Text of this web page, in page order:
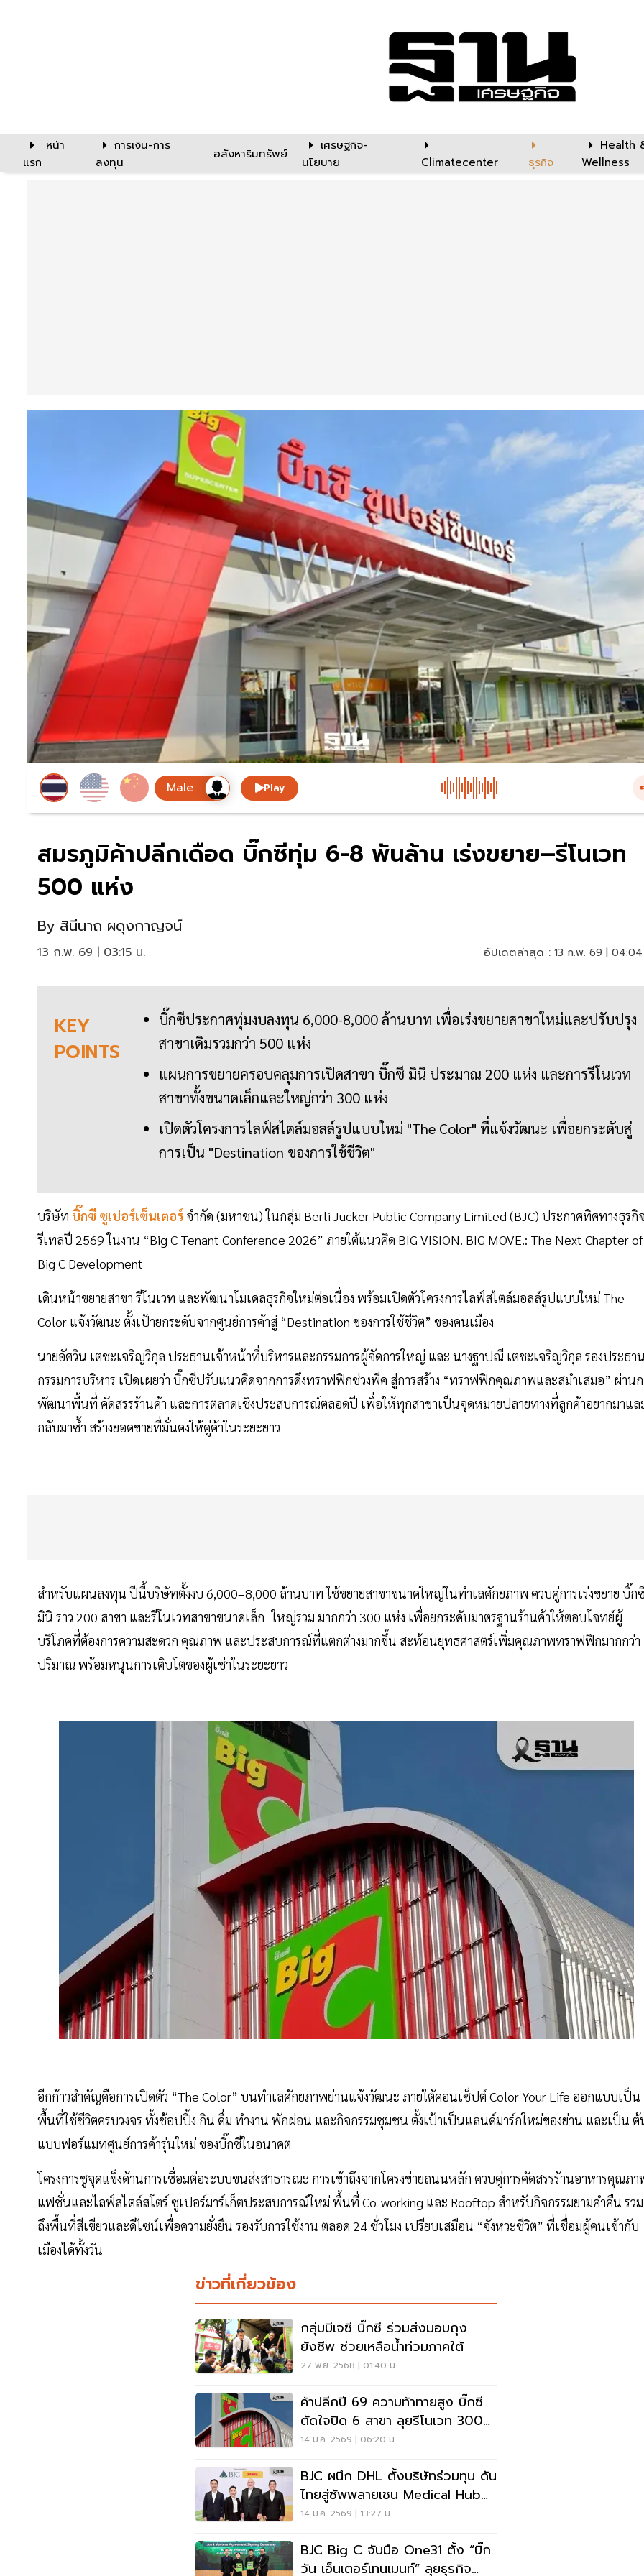
หน้า
แรก
การเงิน-การ
ลงทุน
อสังหาริมทรัพย์
เศรษฐกิจ-
นโยบาย
Climatecenter ธุรกิจ
Health
Wellness
Play
สมรภูมิค้าปลีกเดือด บิ๊กซีทุ่ม 6-8 พันล้าน เร่งขยาย–รีโนเวท
500 แห่ง
By สินีนาถ ผดุงกาญจน์
13 ก.พ. 69 | 03:15 น. อัปเดตล่าสุด : 13 ก.พ. 69 |
KEY
POINTS
บิ๊กซีประกาศทุ่มงบลงทุน 6,000-8,000 ล้านบาท เพื่อเร่งขยายสาขาใหม่และปรับปรุง
สาขาเดิมรวมกว่า 500 แห่ง
แผนการขยายครอบคลุมการเปิดสาขา บิ๊กซี มินิ ประมาณ 200 แห่ง และการรีโนเวท
สาขาทั้งขนาดเล็กและใหญ่กว่า 300 แห่ง
เปิดตัวโครงการไลฟ์สไตล์มอลล์รูปแบบใหม่ "The Color" ที่แจ้งวัฒนะ เพื่อยกระดับสู่
การเป็น "Destination ของการใช้ชีวิต"
บริษัท บิ๊กซี ซูเปอร์เซ็นเตอร์ จำกัด (มหาชน) ในกลุ่ม Berli Jucker Public Company Limited (BJC) ประกาศทิศทางธุรกิ
รีเทลปี 2569 ในงาน “Big C Tenant Conference 2026” ภายใต้แนวคิด BIG VISION. BIG MOVE.: The Next Chapter of
Big C Development
เดินหน้าขยายสาขา รีโนเวท และพัฒนาโมเดลธุรกิจใหม่ต่อเนื่อง พร้อมเปิดตัวโครงการไลฟ์สไตล์มอลล์รูปแบบใหม่ The
Color แจ้งวัฒนะ ตั้งเป้ายกระดับจากศูนย์การค้าสู่ “Destination ของการใช้ชีวิต” ของคนเมือง
นายอัศวิน เตชะเจริญวิกุล ประธานเจ้าหน้าที่บริหารและกรรมการผู้จัดการใหญ่ และ นางฐาปณี เตชะเจริญวิกุล รองประธา
กรรมการบริหาร เปิดเผยว่า บิ๊กซีปรับแนวคิดจากการดึงทราฟฟิกช่วงพีค สู่การสร้าง “ทราฟฟิกคุณภาพและสม่ำเสมอ” ผ่านก
พัฒนาพื้นที่ คัดสรรร้านค้า และการตลาดเชิงประสบการณ์ตลอดปี เพื่อให้ทุกสาขาเป็นจุดหมายปลายทางที่ลูกค้าอยากมาแล
กลับมาซ้ำ สร้างยอดขายที่มั่นคงให้คู่ค้าในระยะยาว
สำหรับแผนลงทุน ปีนี้บริษัทตั้งงบ 6,000–8,000 ล้านบาท ใช้ขยายสาขาขนาดใหญ่ในทำเลศักยภาพ ควบคู่การเร่งขยาย บิ๊ก
มินิ ราว 200 สาขา และรีโนเวทสาขาขนาดเล็ก–ใหญ่รวม มากกว่า 300 แห่ง เพื่อยกระดับมาตรฐานร้านค้าให้ตอบโจทย์ผู้
บริโภคที่ต้องการความสะดวก คุณภาพ และประสบการณ์ที่แตกต่างมากขึ้น สะท้อนยุทธศาสตร์เพิ่มคุณภาพทราฟฟิกมากกว่า
ปริมาณ พร้อมหนุนการเติบโตของผู้เช่าในระยะยาว
อีกก้าวสำคัญคือการเปิดตัว “The Color” บนทำเลศักยภาพย่านแจ้งวัฒนะ ภายใต้คอนเซ็ปต์ Color Your Life ออกแบบเป็น
พื้นที่ใช้ชีวิตครบวงจร ทั้งช้อปปิ้ง กิน ดื่ม ทำงาน พักผ่อน และกิจกรรมชุมชน ตั้งเป้าเป็นแลนด์มาร์กใหม่ของย่าน และเป็น
แบบฟอร์แมทศูนย์การค้ารุ่นใหม่ ของบิ๊กซีในอนาคต
โครงการชูจุดแข็งด้านการเชื่อมต่อระบบขนส่งสาธารณะ การเข้าถึงจากโครงข่ายถนนหลัก ควบคู่การคัดสรรร้านอาหารคุณภ
แฟชั่นและไลฟ์สไตล์สโตร์ ซูเปอร์มาร์เก็ตประสบการณ์ใหม่ พื้นที่ Co-working และ Rooftop สำหรับกิจกรรมยามค่ำคืน รวม
ถึงพื้นที่สีเขียวและดีไซน์เพื่อความยั่งยืน รองรับการใช้งาน ตลอด 24 ชั่วโมง เปรียบเสมือน “จังหวะชีวิต” ที่เชื่อมผู้คนเข้ากับ
เมืองได้ทั้งวัน
ข่าวที่เกี่ยวข้อง
กลุ่มบีเจซี บิ๊กซี ร่วมส่งมอบถุง
ยังชีพ ช่วยเหลือน้ำท่วมภาคใต้
27 พ.ย. 2568 | 01:40 น.
ค้าปลีกปี 69 ความท้าทายสูง บิ๊กซี
ตัดใจปิด 6 สาขา ลุยรีโนเวท 300
สาขา เสริมทัพอีคอมเมิร์ซ
14 ม.ค. 2569 | 06:20 น.
BJC ผนึก DHL ตั้งบริษัทร่วมทุน ดัน
ไทยสู่ซัพพลายเชน Medical Hub
ภูมิภาค
14 ม.ค. 2569 | 13:27 น.
BJC Big C จับมือ One31 ตั้ง “บิ๊ก
วัน เอ็นเตอร์เทนเมนท์” ลุยธุรกิจ